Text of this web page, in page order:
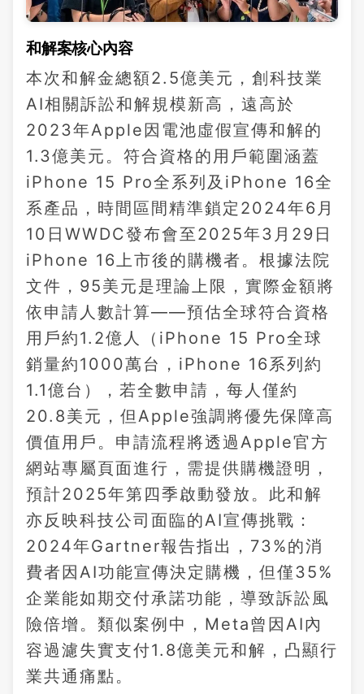
和解案核心內容
本次和解金總額2.5億美元，創科技業
AI相關訴訟和解規模新高，遠高於
2023年Apple因電池虛假宣傳和解的
1.3億美元。符合資格的用戶範圍涵蓋
iPhone 15 Pro全系列及iPhone 16全
系產品，時間區間精準鎖定2024年6月
10日WWDC發布會至2025年3月29日
iPhone 16上市後的購機者。根據法院
文件，95美元是理論上限，實際金額將
依申請人數計算——預估全球符合資格
用戶約1.2億人（iPhone 15 Pro全球
銷量約1000萬台，iPhone 16系列約
1.1億台），若全數申請，每人僅約
20.8美元，但Apple強調將優先保障高
價值用戶。申請流程將透過Apple官方
網站專屬頁面進行，需提供購機證明，
預計2025年第四季啟動發放。此和解
亦反映科技公司面臨的AI宣傳挑戰：
2024年Gartner報告指出，73%的消
費者因AI功能宣傳決定購機，但僅35%
企業能如期交付承諾功能，導致訴訟風
險倍增。類似案例中，Meta曾因AI內
容過濾失實支付1.8億美元和解，凸顯行
業共通痛點。